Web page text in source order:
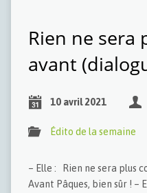
Rien ne sera
avant
10 avril 2021
Édito de la semaine
– Elle : Rien ne sera plus
Avant Pâques, bien sûr ! –